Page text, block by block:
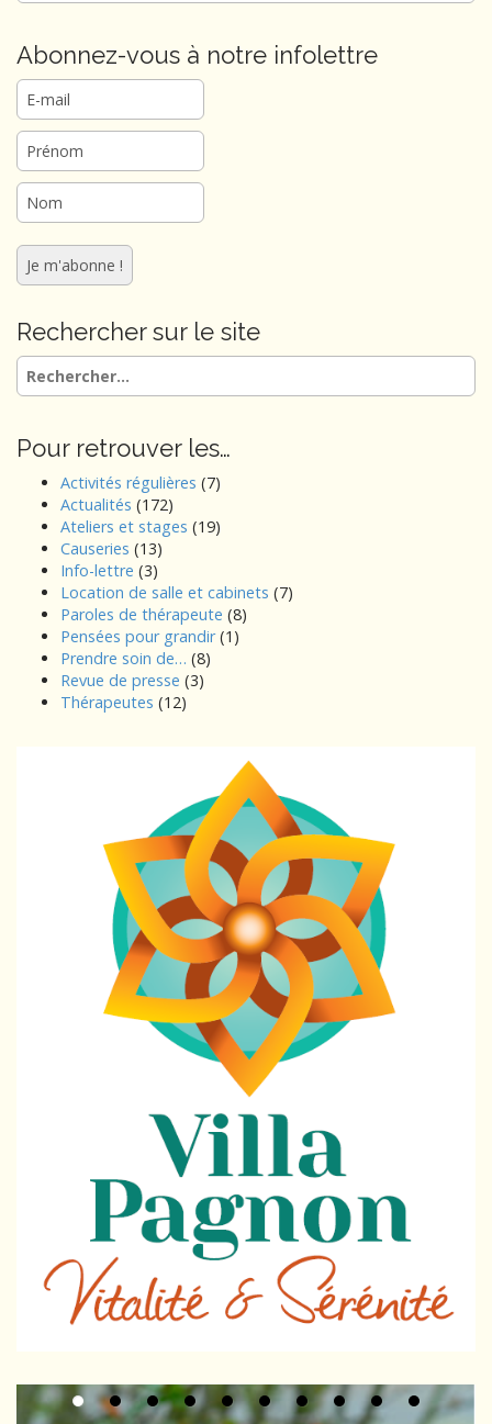
o
n
Abonnez-vous à notre infolettre
Rechercher sur le site
Rechercher :
Pour retrouver les…
Activités régulières (7)
Actualités (172)
Ateliers et stages (19)
Causeries (13)
Info-lettre (3)
Location de salle et cabinets (7)
Paroles de thérapeute (8)
Pensées pour grandir(1)
Prendre soin de… (8)
Revue de presse (3)
Thérapeutes (12)